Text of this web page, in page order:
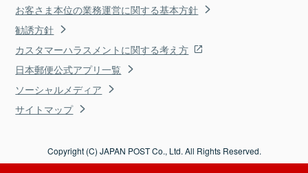
お客さま本位の業務運営に関する基本方針
勧誘方針
カスタマーハラスメントに関する考え方
日本郵便公式アプリ一覧
ソーシャルメディア
サイトマップ
Copyright (C) JAPAN POST Co., Ltd. All Rights Reserved.